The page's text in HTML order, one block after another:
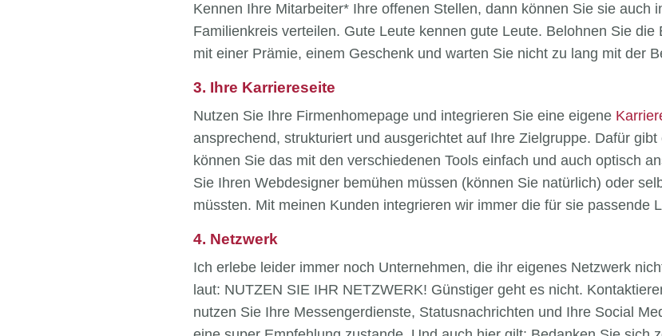
Kennen Ihre Mitarbeiter* Ihre offenen Stellen, dann können Sie sie auch
Familienkreis verteilen. Gute Leute kennen gute Leute. Belohnen Sie die
mit einer Prämie, einem Geschenk und warten Sie nicht zu lang mit der
3. Ihre Karriereseite
Nutzen Sie Ihre Firmenhomepage und integrieren Sie eine eigene
ansprechend, strukturiert und ausgerichtet auf Ihre Zielgruppe. Dafür
können Sie das mit den verschiedenen Tools einfach und auch optisch
Sie Ihren Webdesigner bemühen müssen (können Sie natürlich) oder
müssten. Mit meinen Kunden integrieren wir immer die für sie passende
4. Netzwerk
Ich erlebe leider immer noch Unternehmen, die ihr eigenes Netzwerk
laut: NUTZEN SIE IHR NETZWERK! Günstiger geht es nicht.
nutzen Sie Ihre Messengerdienste, Statusnachrichten und Ihre Social